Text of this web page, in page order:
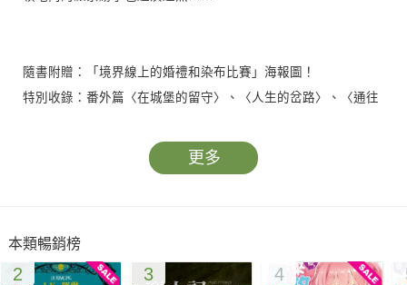
隨書附贈：「境界線上的婚禮和染布比賽」海報圖！
特別收錄：番外篇〈在城堡的留守〉、〈人生的岔路〉、〈通往
不可或缺。
為了消除平民與貴族之間的隔閡，她自告奮勇攬下各種工作，諸
更多
本類暢銷榜
2 3 4